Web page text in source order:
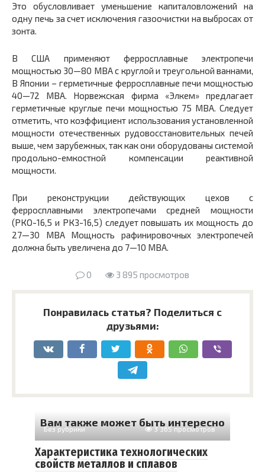
Это обусловливает уменьшение капиталовложений на
одну печь за счет исключения газоочистки на выбросах от
зонта.
В США применяют ферросплавные электропечи
мощностью 30—80 МВА с круглой и треугольной ваннами,
В Японии – герметичные ферросплавные печи мощностью
40—72 МВА. Норвежская фирма «Элкем» предлагает
герметичные круглые печи мощностью 75 МВА. Следует
отметить, что коэффициент использования установленной
мощности отечественных рудовосстановительных печей
выше, чем зарубежных, так как они оборудованы системой
продольно-емкостной компенсации реактивной
мощности.
При реконструкции действующих цехов с
ферросплавными электропечами средней мощности
(РКО-16,5 и РКЗ-16,5) следует повышать их мощность до
27—30 МВА Мощность рафинировочных электропечей
должна быть увеличена до 7—10 МВА.
0 3 895 просмотров
Понравилась статья? Поделиться с
друзьями:
Вам также может быть интересно
Без рубрики 3 365 просмотров
Характеристика технологических
свойств металлов и сплавов